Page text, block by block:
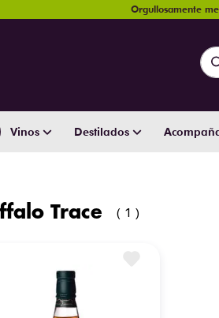
Orgullosamente
Vinos Destilados
Trace 1